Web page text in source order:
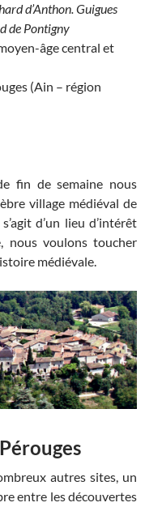
d’Anthon. Guigues
de Pontigny
âge central et
(Ain – région
fin de semaine nous
village médiéval de
d’un lieu d’intérêt
nous voulons toucher
médiévale.
autres sites, un
entre les découvertes